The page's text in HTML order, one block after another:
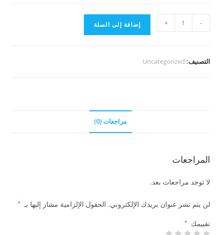
فديوهات
جزء
-
+ إضافة إلى السلة
التصنيف: Uncategorized
مراجعات (0)
المراجعات
لا توجد مراجعات بعد.
لن يتم نشر عنوان بريدك الإلكتروني. الحقول الإلزامية مشار إليها بـ *
تقييمك *